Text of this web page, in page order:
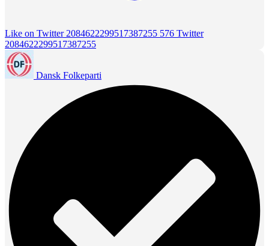
Like on Twitter 2084622299517387255 576 Twitter
2084622299517387255
Dansk Folkeparti